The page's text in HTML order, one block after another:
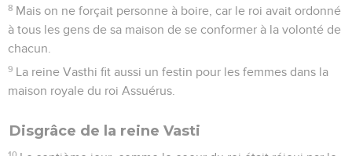
repos aux provinces, et fit des présents avec une libéralité
royale.
19 La seconde fois qu'on assembla les jeunes filles,
Mardochée était assis à la porte du roi.
20 Esther n'avait fait connaître ni sa naissance ni son peuple,
de Mardochée aussi fidèlement qu'à l'époque où elle était
sous sa tutelle.